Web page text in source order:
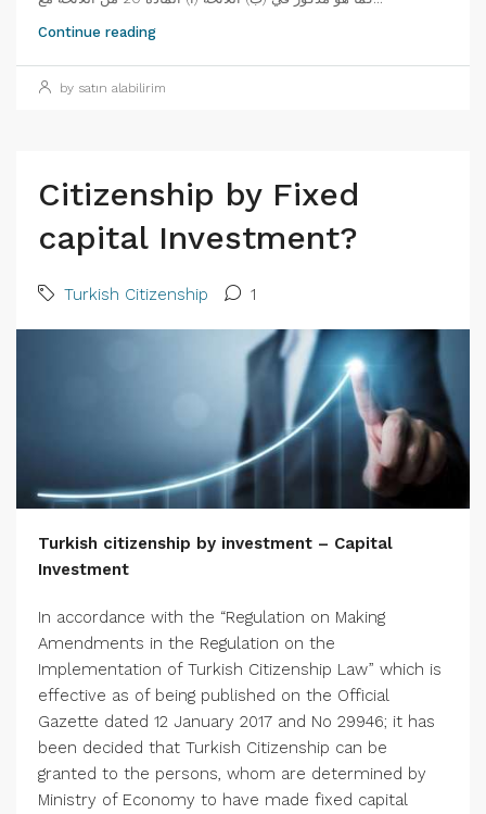
Continue reading
by satın alabilirim
Citizenship by Fixed
capital Investment?
Turkish Citizenship 1
Turkish citizenship by investment – Capital
Investment
In accordance with the “Regulation on Making
Amendments in the Regulation on the
Implementation of Turkish Citizenship Law” which is
effective as of being published on the Official
Gazette dated 12 January 2017 and No 29946; it has
been decided that Turkish Citizenship can be
granted to the persons, whom are determined by
Ministry of Economy to have made fixed capital